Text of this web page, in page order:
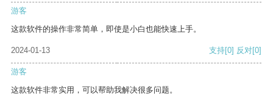
游客
这款软件的操作非常简单，即使是小白也能快速上手。
2024-01-13 支持[0] 反对[0]
游客
这款软件非常实用，可以帮助我解决很多问题。